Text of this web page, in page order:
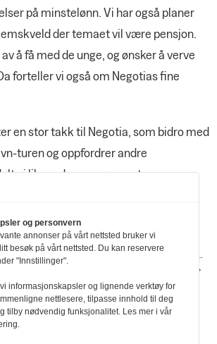
på minstelønn. Vi har også planer
der temaet vil være pensjon.
å få med de unge, og ønsker å verve
forteller vi også om Negotias fine
en stor takk til Negotia, som bidro med
turen og oppfordrer andre
i liknende arrangementer.
Skriv ut
Oppmyking av
uttaksreglene for AFP-
ordningen vedtektsfestet
og personvern
annonser på vårt nettsted bruker vi
besøk på vårt nettsted. Du kan reservere
"Innstillinger".
informasjonskapsler og lignende verktøy for
nettlesere, tilpasse innhold til deg
tilby nødvendig funksjonalitet. Les mer i vår